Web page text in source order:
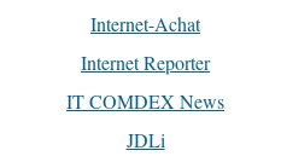
Internet-Achat
Internet Reporter
IT COMDEX News
JDLi